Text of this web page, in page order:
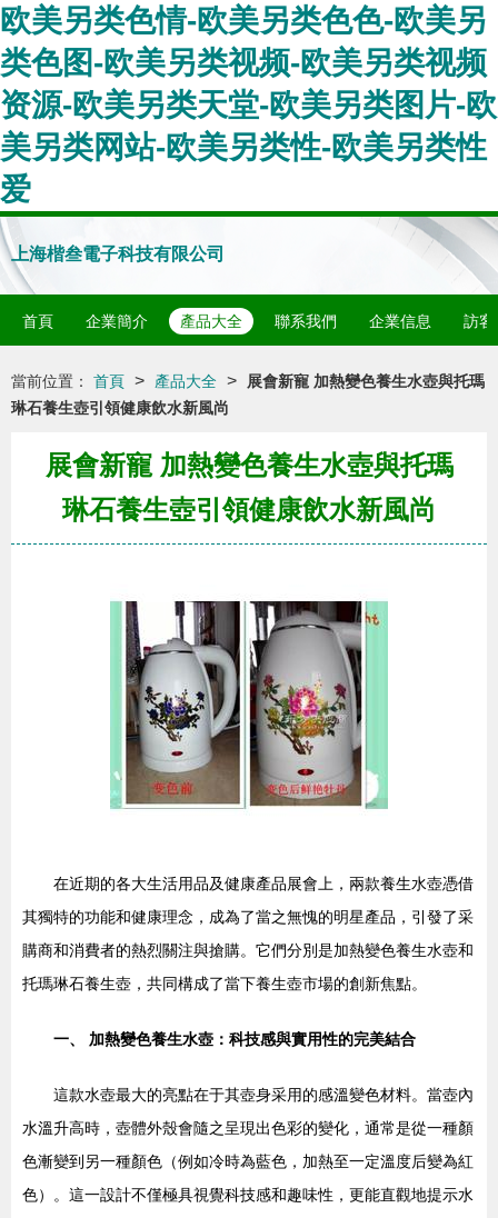
欧美另类色情-欧美另类色色-欧美另
类色图-欧美另类视频-欧美另类视频
资源-欧美另类天堂-欧美另类图片-欧
美另类网站-欧美另类性-欧美另类性
爱
上海楷叁電子科技有限公司
首頁 企業簡介 產品大全 聯系我們 企業信息 訪客
當前位置： 首頁 > 產品大全 >
展會新寵 加熱變色養生水壺與托瑪
琳石養生壺引領健康飲水新風尚
展會新寵 加熱變色養生水壺與托瑪
琳石養生壺引領健康飲水新風尚
在近期的各大生活用品及健康產品展會上，兩款養生水壺憑借
其獨特的功能和健康理念，成為了當之無愧的明星產品，引發了采
購商和消費者的熱烈關注與搶購。它們分別是加熱變色養生水壺和
托瑪琳石養生壺，共同構成了當下養生壺市場的創新焦點。
一、 加熱變色養生水壺：科技感與實用性的完美結合
這款水壺最大的亮點在于其壺身采用的感溫變色材料。當壺內
水溫升高時，壺體外殼會隨之呈現出色彩的變化，通常是從一種顏
色漸變到另一種顏色（例如冷時為藍色，加熱至一定溫度后變為紅
色）。這一設計不僅極具視覺科技感和趣味性，更能直觀地提示水